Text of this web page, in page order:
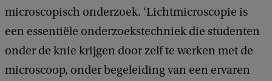
microscopisch onderzoek. ‘Lichtmicroscopie is
een essentiële onderzoekstechniek die studenten
onder de knie krijgen door zelf te werken met de
microscoop, onder begeleiding van een ervaren